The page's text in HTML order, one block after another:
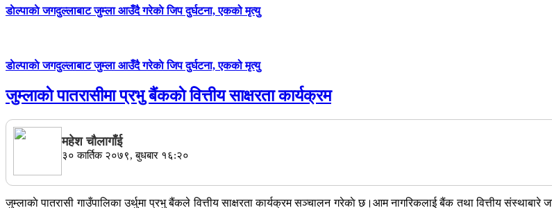
डाेल्पाकाे जगदुल्लाबाट जुम्ला आउँदै गरेकाे जिप दुर्घटना, एकको मृत्यु
डाेल्पाकाे जगदुल्लाबाट जुम्ला आउँदै गरेकाे जिप दुर्घटना, एकको मृत्यु
जुम्लाकाे पातरासीमा प्रभु बैंककाे वित्तीय साक्षरता कार्यक्रम
महेश चाैलागाँई
३० कार्तिक २०७९, बुधबार १६:२०
जुम्लाकाे पातरासी गाउँपालिका उर्थुमा प्रभु बैंकले वित्तीय साक्षरता कार्यक्रम सञ्चालन गरेकाे छ।आम नागरिकलाई बैंक तथा वित्तीय